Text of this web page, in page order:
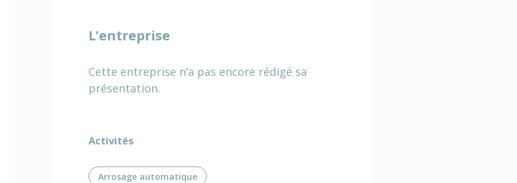
L’entreprise
Cette entreprise n’a pas encore rédigé sa
présentation.
Activités
Arrosage automatique